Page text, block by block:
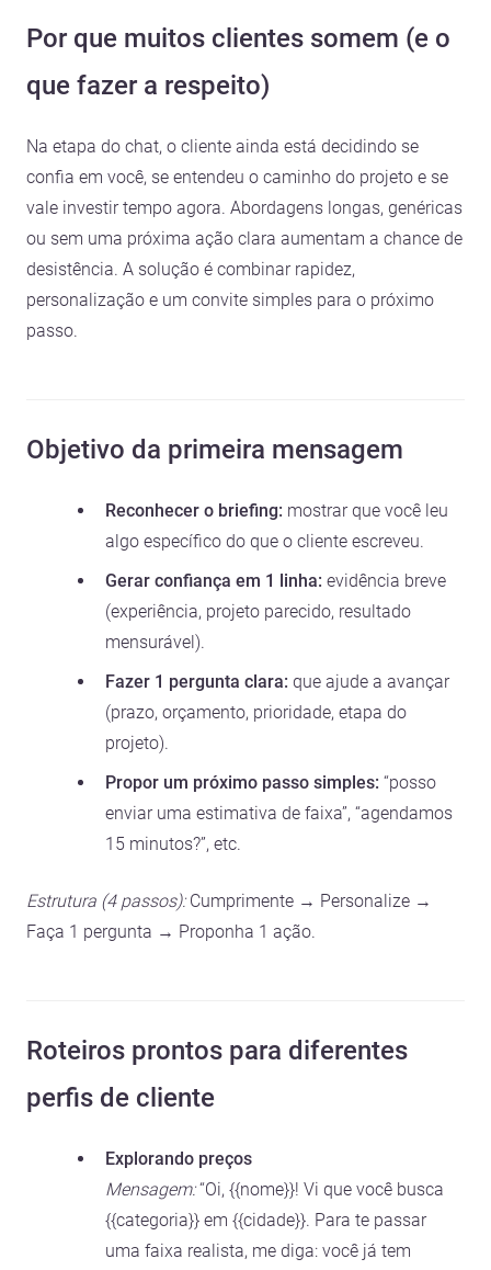
Por que muitos clientes somem (e o
que fazer a respeito)
Na etapa do chat, o cliente ainda está decidindo se
confia em você, se entendeu o caminho do projeto e se
vale investir tempo agora. Abordagens longas, genéricas
ou sem uma próxima ação clara aumentam a chance de
desistência. A solução é combinar rapidez,
personalização e um convite simples para o próximo
passo.
Objetivo da primeira mensagem
Reconhecer o briefing: mostrar que você leu
algo específico do que o cliente escreveu.
Gerar confiança em 1 linha: evidência breve
(experiência, projeto parecido, resultado
mensurável).
Fazer 1 pergunta clara: que ajude a avançar
(prazo, orçamento, prioridade, etapa do
projeto).
Propor um próximo passo simples: “posso
enviar uma estimativa de faixa”, “agendamos
15 minutos?”, etc.
Estrutura (4 passos):Cumprimente → Personalize →
Faça 1 pergunta → Proponha 1 ação.
Roteiros prontos para diferentes
perfis de cliente
Explorando preços
Mensagem:“Oi, {{nome}}! Vi que você busca
{{categoria}} em {{cidade}}. Para te passar
uma faixa realista, me diga: você já tem